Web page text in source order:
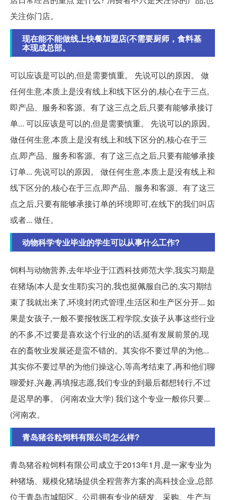
关注你门店。
现在能不能做线上快餐加盟店(不需要厨师，食料基
本现成总部。
可以应该是可以的,但是需要慎重。 先说可以的原因。 做
任何生意,本质上是没有线上和线下区分的,核心在于三点,
即产品、服务和客源。有了这三点之后,只要有能够承接订
单... 可以应该是可以的,但是需要慎重。 先说可以的原因。
做任何生意,本质上是没有线上和线下区分的,核心在于三
点,即产品、服务和客源。有了这三点之后,只要有能够承接
订单... 先说可以的原因。 做任何生意,本质上是没有线上和
线下区分的,核心在于三点,即产品、服务和客源。有了这三
点之后,只要有能够承接订单的环境即可,在线下的我们叫店
或者... 做任。
动物科学专业毕业的学生可以从事什么工作?
饲料与动物营养,去年毕业于江西科技师范大学,我实习期是
在猪场(本人是女生耶)实习的,我也挺佩服自己的,实习期结
束了我就出来了,环境封闭式管理,生活区和生产区分开... 如
果是女孩子,一般不要报牧医工程学院,女孩子从事这些行业
的不多,不过要是喜欢这个行业的的话,挺有发展前景的,现
在的畜牧业发展还是蛮不错的。其实你不要过早的为他...
其实你不要过早的为他们操这心,等高考结束了,再和他们聊
聊爱好,兴趣,再填报志愿,我们专业的到最后都想转行,不过
是迟早的事。 (河南农业大学) 我们这个专业一般你只要...
(河南农。
青岛猪谷粒饲料有限公司怎么样?
青岛猪谷粒饲料有限公司成立于2013年1月,是一家专业为
种猪场、规模化猪场提供全程营养方案的高科技企业,总部
位于青岛市城阳区。公司拥有专业的研发、采购、生产与